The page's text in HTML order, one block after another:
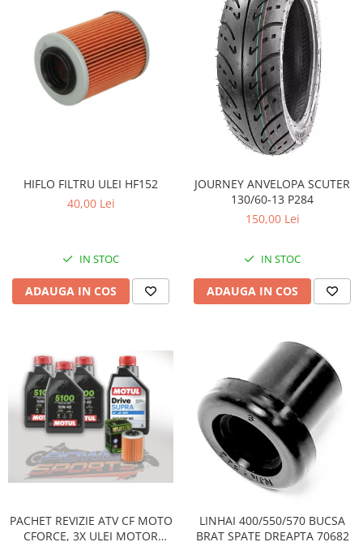
HIFLO FILTRU ULEI HF152
40,00 Lei
IN STOC
ADAUGA IN COS
JOURNEY ANVELOPA SCUTER
130/60-13 P284
150,00 Lei
IN STOC
ADAUGA IN COS
PACHET REVIZIE ATV CF MOTO
CFORCE, 3X ULEI MOTOR
LINHAI 400/550/570 BUCSA
BRAT SPATE DREAPTA 70682